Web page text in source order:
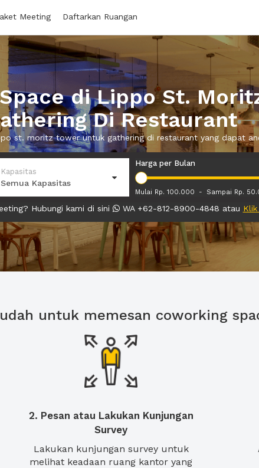
Meeting Daftarkan Ruangan
di Lippo St.
Di Restaurant
st. moritz tower untuk gathering di restaurant yang dapat
Kapasitas
Semua Kapasitas
Harga per Bulan
Mulai Rp. 100.000 - Sampai Rp.
Hubungi kami di sini WA +62-812-8900-4848 atau
untuk memesan coworking
2. Pesan atau Lakukan Kunjungan
Survey
Lakukan kunjungan survey untuk
melihat keadaan ruang kantor yang